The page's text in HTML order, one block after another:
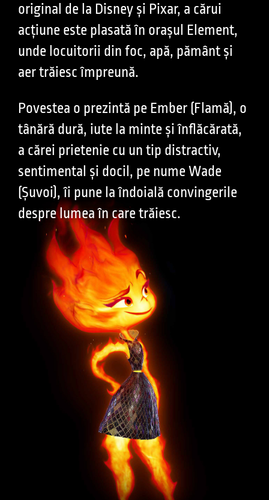
original de la Disney și Pixar, a cărui
acțiune este plasată în orașul Element,
unde locuitorii din foc, apă, pământ și
aer trăiesc împreună.
Povestea o prezintă pe Ember (Flamă), o
tânără dură, iute la minte și înflăcărată,
a cărei prietenie cu un tip distractiv,
sentimental și docil, pe nume Wade
(Șuvoi), îi pune la îndoială convingerile
despre lumea în care trăiesc.